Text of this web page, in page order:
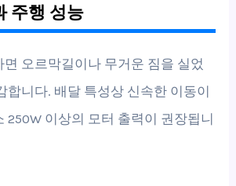
주행 성능
면 오르막길이나 무거운 짐을 실었
합니다. 배달 특성상 신속한 이동이
250W 이상의 모터 출력이 권장됩니